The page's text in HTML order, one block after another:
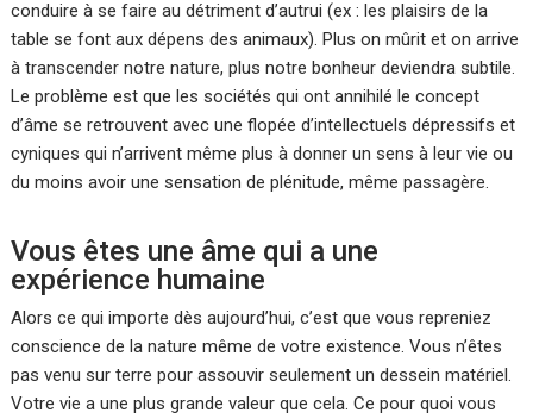
conduire à se faire au détriment d’autrui (ex : les plaisirs de la
table se font aux dépens des animaux). Plus on mûrit et on arrive
à transcender notre nature, plus notre bonheur deviendra subtile.
Le problème est que les sociétés qui ont annihilé le concept
d’âme se retrouvent avec une flopée d’intellectuels dépressifs et
cyniques qui n’arrivent même plus à donner un sens à leur vie ou
du moins avoir une sensation de plénitude, même passagère.
Vous êtes une âme qui a une
expérience humaine
Alors ce qui importe dès aujourd’hui, c’est que vous repreniez
conscience de la nature même de votre existence. Vous n’êtes
pas venu sur terre pour assouvir seulement un dessein matériel.
Votre vie a une plus grande valeur que cela. Ce pour quoi vous